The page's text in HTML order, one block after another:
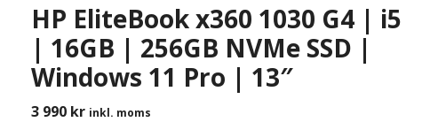
HP EliteBook x360 1030 G4 | i5
| 16GB | 256GB NVMe SSD |
Windows 11 Pro | 13″
3 990 kr inkl. moms